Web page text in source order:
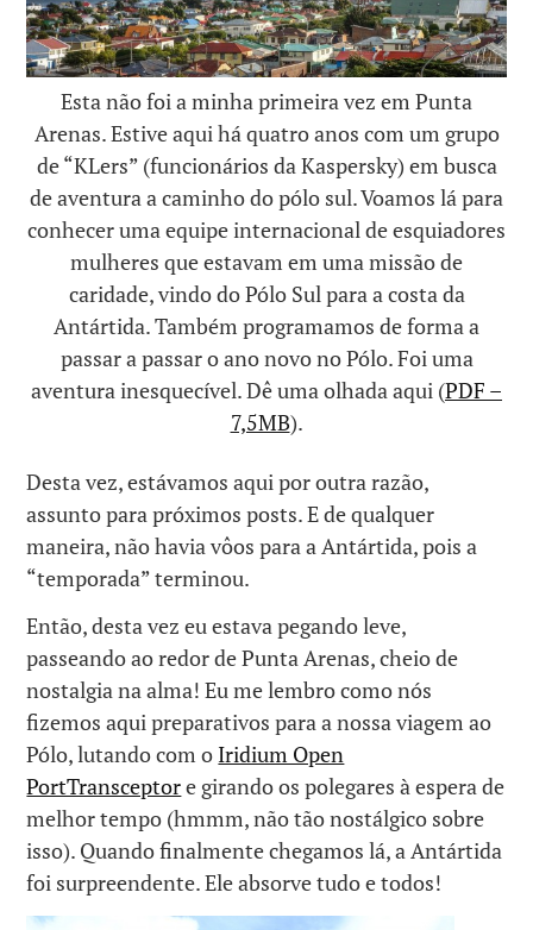
Esta não foi a minha primeira vez em Punta
Arenas. Estive aqui há quatro anos com um grupo
de “KLers” (funcionários da Kaspersky) em busca
de aventura a caminho do pólo sul. Voamos lá para
conhecer uma equipe internacional de esquiadores
mulheres que estavam em uma missão de
caridade, vindo do Pólo Sul para a costa da
Antártida. Também programamos de forma a
passar a passar o ano novo no Pólo. Foi uma
aventura inesquecível. Dê uma olhada aqui (PDF –
7,5MB).
Desta vez, estávamos aqui por outra razão,
assunto para próximos posts. E de qualquer
maneira, não havia vôos para a Antártida, pois a
“temporada” terminou.
Então, desta vez eu estava pegando leve,
passeando ao redor de Punta Arenas, cheio de
nostalgia na alma! Eu me lembro como nós
fizemos aqui preparativos para a nossa viagem ao
Pólo, lutando com o Iridium Open
PortTransceptore girando os polegares à espera de
melhor tempo (hmmm, não tão nostálgico sobre
isso). Quando finalmente chegamos lá, a Antártida
foi surpreendente. Ele absorve tudo e todos!